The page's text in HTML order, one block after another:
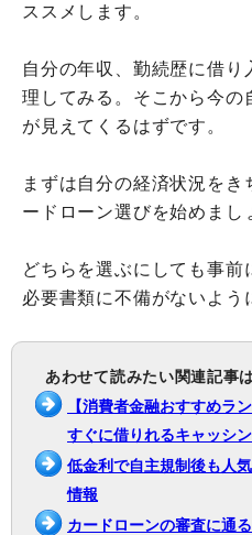
ススメします。
自分の年収、勤続歴に借
理してみる。そこから今の
が見えてくるはずです。
まずは自分の経済状況をき
ードローン選びを始めまし
どちらを選ぶにしても事前
必要書類に不備がないよう
あわせて読みたい関連記事
【消費者金融おすすめラ
すぐに借りれるキャッシ
低金利で自主規制後も人
情報
カードローンの審査に通